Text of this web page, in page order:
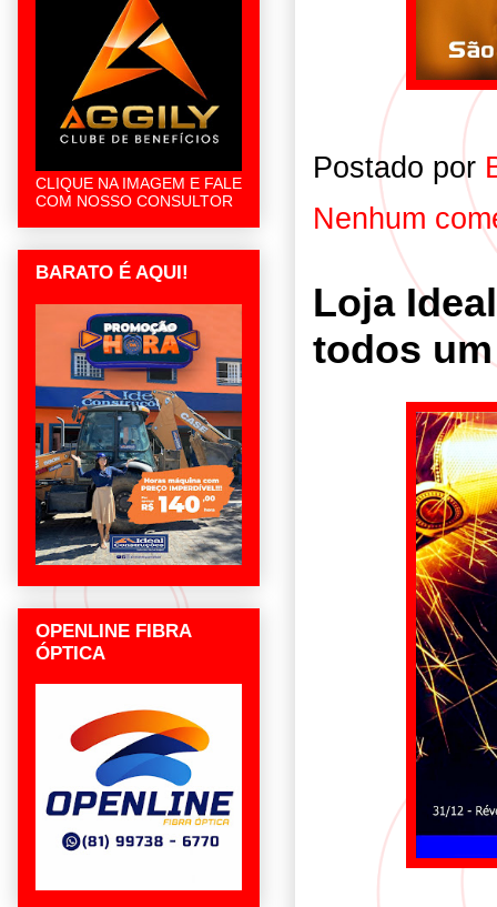
Postado por
Nenhum
Loja
todos
CLIQUE NA IMAGEM E FALE
COM NOSSO CONSULTOR
BARATO É AQUI!
OPENLINE FIBRA
ÓPTICA